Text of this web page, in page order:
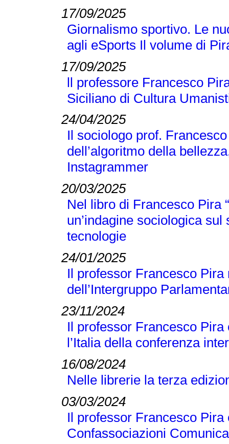
17/09/2025
Giornalismo sportivo. Le
agli eSports Il volume di
17/09/2025
ll professore Francesco
Siciliano di Cultura
24/04/2025
Il sociologo prof.
dell’algoritmo della
Instagrammer
20/03/2025
Nel libro di Francesco Pira
un’indagine sociologica
tecnologie
24/01/2025
Il professor Francesco
dell’Intergruppo
23/11/2024
Il professor Francesco
l’Italia della conferenza
16/08/2024
Nelle librerie la terza
03/03/2024
Il professor Francesco
Confassociazioni